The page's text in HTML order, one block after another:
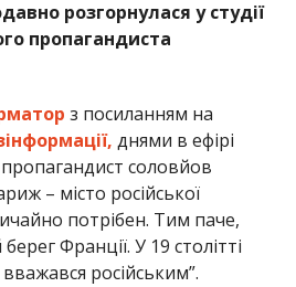
розгорнулася у студії
пропагандиста
з посиланням на
днями в ефірі
соловйов
– місто російської
потрібен. Тим паче,
Франції. У 19 столітті
російським”.